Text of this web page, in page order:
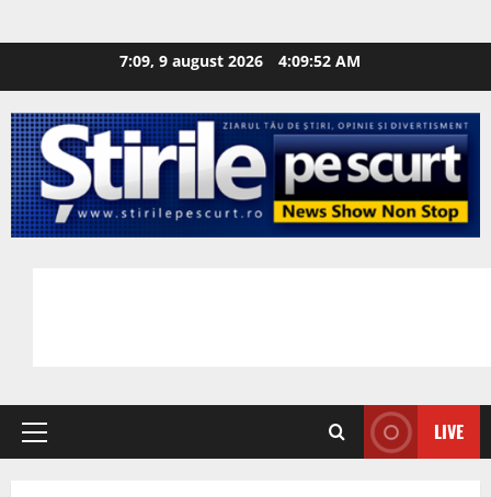
7:09, 9 august 2026 4:09:53 AM
Primary
LIVE